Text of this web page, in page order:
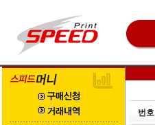
번호